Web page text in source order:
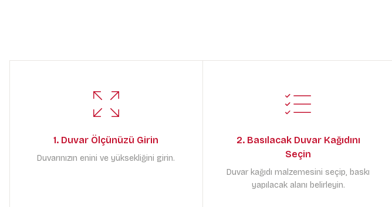
1. Duvar Ölçünüzü Girin
Duvarınızın enini ve yüksekliğini girin.
2. Basılacak Duvar Kağıdını
Seçin
Duvar kağıdı malzemesini seçip, baskı
yapılacak alanı belirleyin.